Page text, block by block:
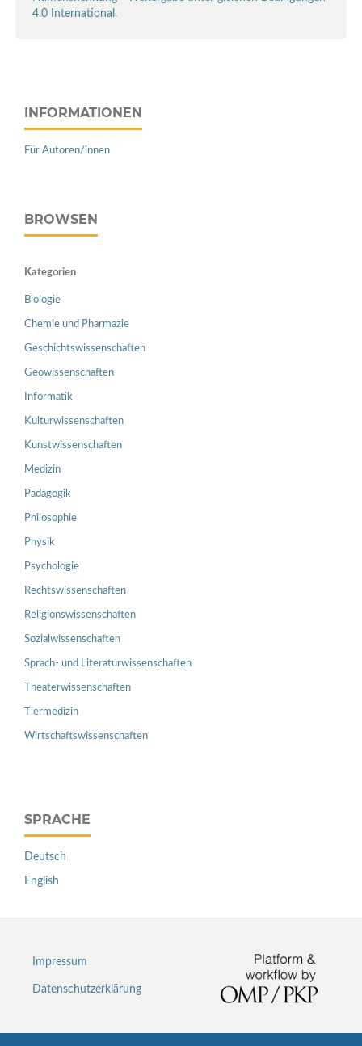
4.0 International.
INFORMATIONEN
Für Autoren/innen
BROWSEN
Kategorien
Biologie
Chemie und Pharmazie
Geschichtswissenschaften
Geowissenschaften
Informatik
Kulturwissenschaften
Kunstwissenschaften
Medizin
Pädagogik
Philosophie
Physik
Psychologie
Rechtswissenschaften
Religionswissenschaften
Sozialwissenschaften
Sprach- und Literaturwissenschaften
Theaterwissenschaften
Tiermedizin
Wirtschaftswissenschaften
SPRACHE
Deutsch
English
Impressum
Datenschutzerklärung